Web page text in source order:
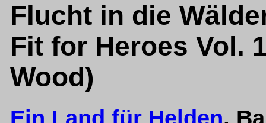
Flucht in die
Fit for Heroes Vol.
Wood)